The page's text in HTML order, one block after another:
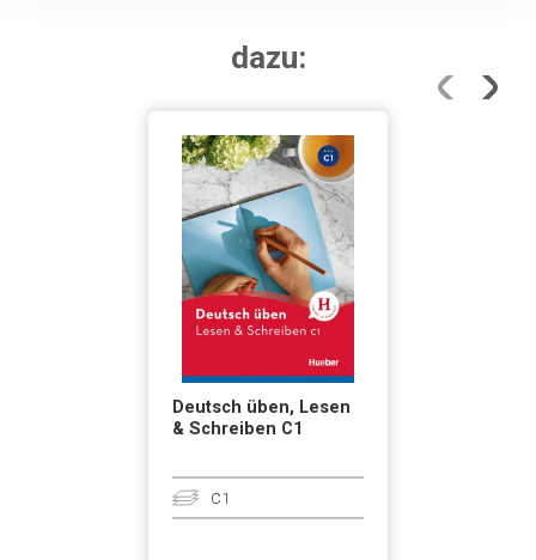
dazu:
Deutsch üben, Lesen
& Schreiben C1
C1